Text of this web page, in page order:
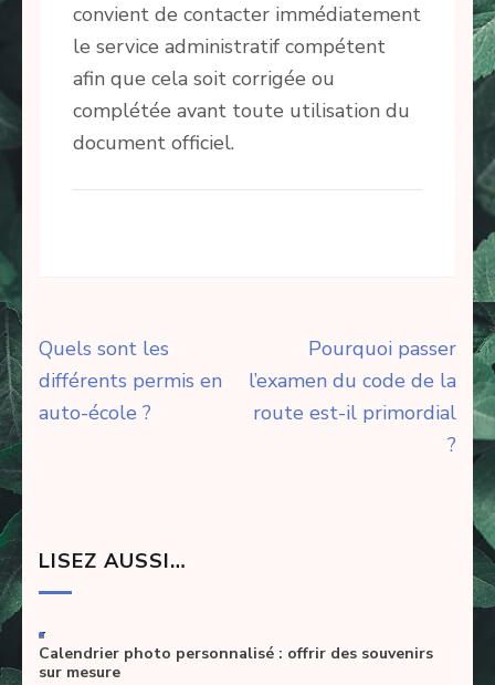
convient de contacter immédiatement
le service administratif compétent
afin que cela soit corrigée ou
complétée avant toute utilisation du
document officiel.
Navigation
de
l’article
Quels sont les
différents permis en
auto-école ?
Pourquoi passer
l’examen du code de la
route est-il primordial
?
LISEZ AUSSI…
-
Calendrier photo personnalisé : offrir des souvenirs
sur mesure